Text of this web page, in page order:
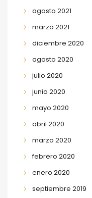
agosto 2021
marzo 2021
diciembre 2020
agosto 2020
julio 2020
junio 2020
mayo 2020
abril 2020
marzo 2020
febrero 2020
enero 2020
septiembre 2019